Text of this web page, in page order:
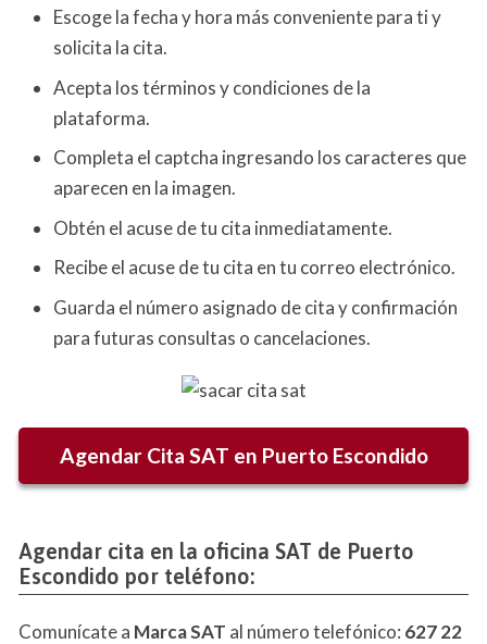
Escoge la fecha y hora más conveniente para ti y
solicita la cita.
Acepta los términos y condiciones de la
plataforma.
Completa el captcha ingresando los caracteres que
aparecen en la imagen.
Obtén el acuse de tu cita inmediatamente.
Recibe el acuse de tu cita en tu correo electrónico.
Guarda el número asignado de cita y confirmación
para futuras consultas o cancelaciones.
Agendar Cita SAT en Puerto Escondido
Agendar cita en la oficina SAT de Puerto
Escondido por teléfono:
Comunícate a Marca SAT al número telefónico: 627 22